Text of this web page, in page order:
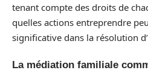
tenant compte des droits de
quelles actions entreprendre
significative dans la résolution
La médiation familiale